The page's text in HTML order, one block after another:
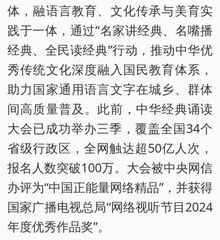
体，融语言教育、文化传承与美育实
践于一体，通过“名家讲经典、名嘴播
经典、全民读经典”行动，推动中华优
秀传统文化深度融入国民教育体系，
助力国家通用语言文字在城乡、群体
间高质量普及。此前，中华经典诵读
大会已成功举办三季，覆盖全国34个
省级行政区，全网触达超50亿人次，
报名人数突破100万。大会被中央网信
办评为“中国正能量网络精品”，并获得
国家广播电视总局“网络视听节目2024
年度优秀作品奖”。